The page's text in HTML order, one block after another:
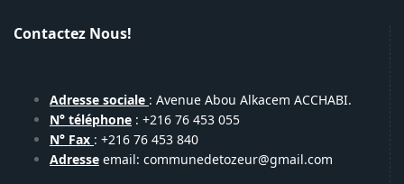
Contactez Nous!
Adresse sociale : Avenue Abou Alkacem ACCHABI.
N° téléphone : +216 76 453 055
N° Fax : +216 76 453 840
Adresse email: communedetozeur@gmail.com